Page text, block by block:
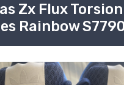
Zx Flux
Rainbow